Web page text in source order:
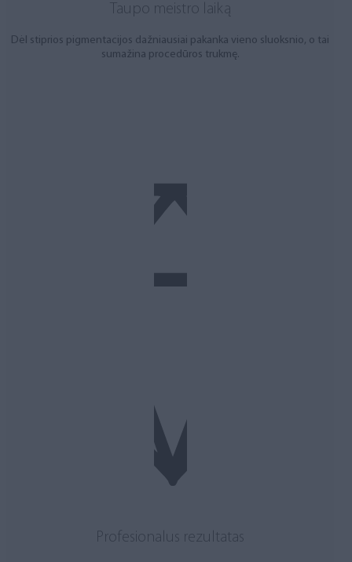
Taupo meistro laiką
Dėl stiprios pigmentacijos dažniausiai pakanka vieno sluoksnio, o tai
sumažina procedūros trukmę.
Profesionalus rezultatas